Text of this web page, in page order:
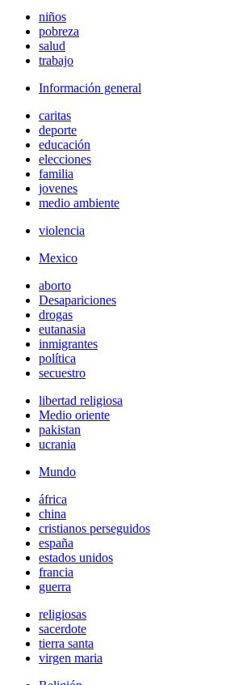
niños
pobreza
salud
trabajo
Información general
caritas
deporte
educación
elecciones
familia
jovenes
medio ambiente
violencia
Mexico
aborto
Desapariciones
drogas
eutanasia
inmigrantes
política
secuestro
libertad religiosa
Medio oriente
pakistan
ucrania
Mundo
áfrica
china
cristianos perseguidos
españa
estados unidos
francia
guerra
religiosas
sacerdote
tierra santa
virgen maria